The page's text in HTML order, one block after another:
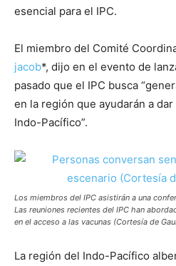
esencial para el IPC.
El miembro del Comité
jacob*, dijo en el evento de
pasado que el IPC busca
en la región que ayudarán a
Indo-Pacífico”.
Los miembros del IPC asistirán a una
Las reuniones recientes del IPC han
en el acceso a las vacunas (Cortesía de
La región del Indo-Pacífico